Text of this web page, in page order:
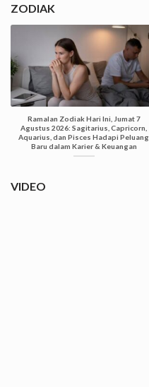
ZODIAK
Ramalan Zodiak Hari Ini, Jumat 7
Agustus 2026: Sagitarius, Capricorn,
Aquarius, dan Pisces Hadapi Peluang
Baru dalam Karier & Keuangan
VIDEO